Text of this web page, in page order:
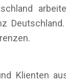
Klienten